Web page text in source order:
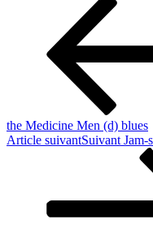
the Medicine Men (d) blues
Article suivantSuivant Jam-